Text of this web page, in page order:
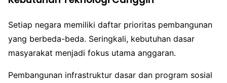
Setiap negara memiliki daftar prioritas pembangunan
yang berbeda-beda. Seringkali, kebutuhan dasar
masyarakat menjadi fokus utama anggaran.
Pembangunan infrastruktur dasar dan program sosial